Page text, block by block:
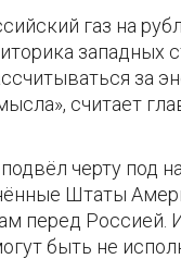
газ на
западных
за
считает
черту под
Штаты
перед Россией.
быть не